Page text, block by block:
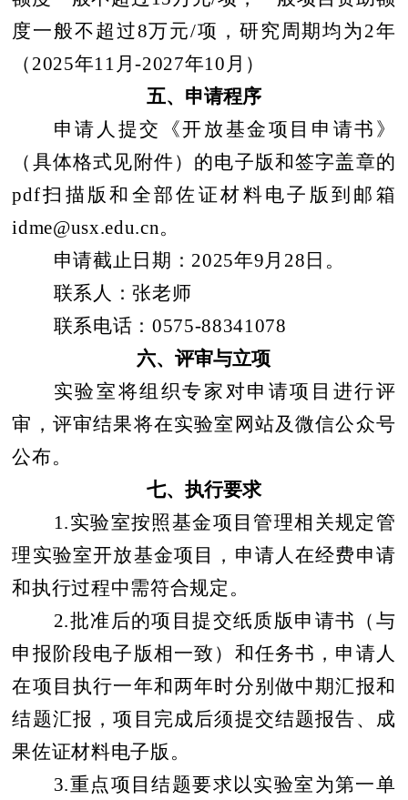
度一般不超过8万元/项，研究周期均为 2年
（ 2025年11 月-2027年10 月）
五、申请程序
申请人提交《开放基金项目申请书》
（具体格式见附件）的电子版和签字盖章的
pdf扫描版和全部佐证材料电子版到邮箱
idme@usx.edu.cn。
申请截止日期： 2025年9月 28 日。
联系人：张老师
联系电话：0575-88341078
六、评审与立项
实验室将组织专家对申请项目进行评
审，评审结果将在实验室网站及微信公众号
公布。
七、执行要求
1.实验室按照基金项目管理相关规定管
理实验室开放基金项目，申请人在经费申请
和执行过程中需符合规定。
2.批准后的项目提交纸质版申请书（与
申报阶段电子版相一致）和任务书，申请人
在项目执行一年和两年时分别做中期汇报和
结题汇报，项目完成后须提交结题报告、成
果佐证材料电子版。
3.重点项目结题要求以实验室为第一单